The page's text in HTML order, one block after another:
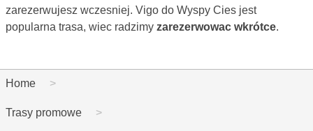
zarezerwujesz wczesniej. Vigo do Wyspy Cies jest
popularna trasa, wiec radzimy zarezerwowac wkrótce.
Home
Trasy promowe